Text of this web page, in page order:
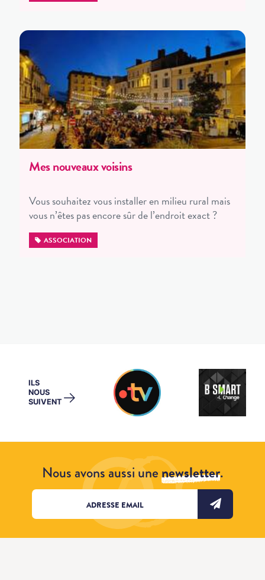
Mes nouveaux voisins
Vous souhaitez vous installer en milieu rural mais
vous n’êtes pas encore sûr de l’endroit exact ?
ASSOCIATION
ILS
NOUS
SUIVENT →
Nous avons aussi unenewsletter.